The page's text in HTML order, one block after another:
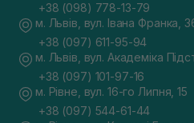
+38 (098) 778-13-79
м. Львів, вул. Івана Франка,
+38 (097) 611-95-94
м. Львів, вул. Академіка
+38 (097) 101-97-16
м. Рівне, вул. 16-го Липня, 15
+38 (097) 544-61-44